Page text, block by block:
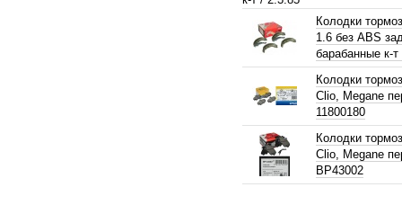
Колодки
1.6 без ABS
барабанные к-
Колодки
Clio, Megane
11800180
Колодки
Clio, Megane
BP43002